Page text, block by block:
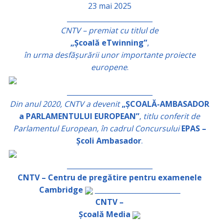
23 mai 2025
CNTV – premiat cu titlul de
„Școală eTwinning”,
în urma desfășurării unor importante proiecte
europene.
Din anul 2020, CNTV a devenit „ȘCOALĂ-AMBASADOR
a PARLAMENTULUI EUROPEAN”, titlu conferit de
Parlamentul European, în cadrul Concursului EPAS –
Școli Ambasador.
CNTV – Centru de pregătire pentru examenele
Cambridge
_________________________
CNTV –
Școală Media